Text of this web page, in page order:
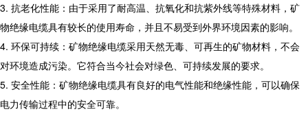
3. 抗老化性能：由于采用了耐高温、抗氧化和抗紫外线等特殊材料，矿
物绝缘电缆具有较长的使用寿命，并且不易受到外界环境因素的影响。
4. 环保可持续：矿物绝缘电缆采用天然无毒、可再生的矿物材料，不会
对环境造成污染。它符合当今社会对绿色、可持续发展的要求。
5. 安全性能：矿物绝缘电缆具有良好的电气性能和绝缘性能，可以确保
电力传输过程中的安全可靠。